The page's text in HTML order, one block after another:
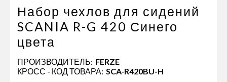
Оснащение прицепов
Автономное отопление и
кондиционировани
Стяжные ремни и тросы
Набор чехлов для сидений
SCANIA R-G 420 Синего
цвета
ПРОИЗВОДИТЕЛЬ: FERZE
КРОСС - КОД ТОВАРА: SCA-R420BU-H